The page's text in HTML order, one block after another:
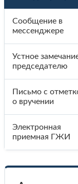
Сообщение в
мессенджере
Устное
председателю
Письмо с
о вручении
Электронная
приемная ГЖИ